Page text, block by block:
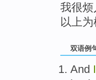
我很烦
以上
双语例
And I